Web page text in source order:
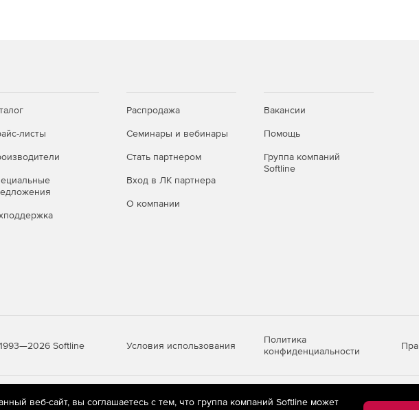
листы
Распродажа
Семинары и вебинары
Стать партнером
Вход в ЛК партнера
О компании
Вакансии
Помощь
Группа компаний
Softline
Softline Условия использования
Политика
конфиденциальности
рекомендательные технологии(информационные технологии предоставления
веб-сайт, вы соглашаетесь с тем, что группа компаний Softline может